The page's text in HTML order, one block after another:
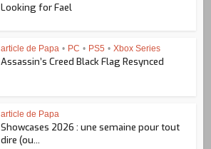
Looking for Fael
article de Papa • PC • PS5 • Xbox Series
Assassin’s Creed Black Flag Resynced
article de Papa
Showcases 2026 : une semaine pour tout
dire (ou...